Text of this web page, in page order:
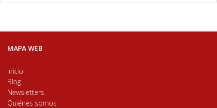
MAPA WEB
Inicio
Blog
Newsletters
Quiénes somos